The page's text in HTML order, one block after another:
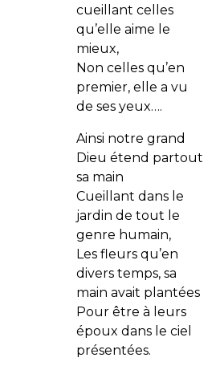
cueillant celles
qu’elle aime le
mieux,
Non celles qu’en
premier, elle a vu
de ses yeux….
Ainsi notre grand
Dieu étend partout
sa main
Cueillant dans le
jardin de tout le
genre humain,
Les fleurs qu’en
divers temps, sa
main avait plantées
Pour être à leurs
époux dans le ciel
présentées.